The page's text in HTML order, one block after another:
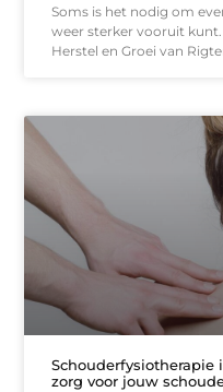
Soms is het nodig om
weer sterker vooruit
Herstel en Groei van
Schouderfysiotherapie
zorg voor jouw